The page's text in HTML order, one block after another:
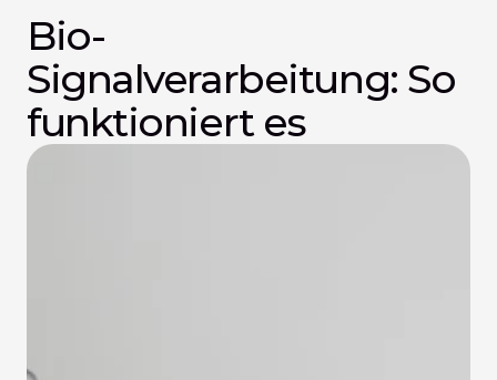
Bio-
Signalverarbeitung: So
funktioniert es